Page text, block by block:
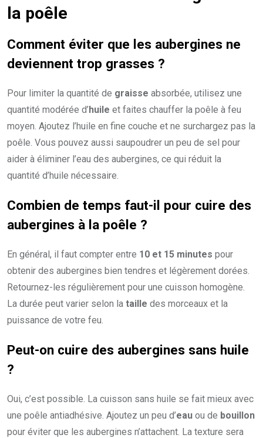
la poêle
Comment éviter que les aubergines ne
deviennent trop grasses ?
Pour limiter la quantité de graisse absorbée, utilisez une
quantité modérée d’huile et faites chauffer la poêle à feu
moyen. Ajoutez l’huile en fine couche et ne surchargez pas la
poêle. Vous pouvez aussi saupoudrer un peu de sel pour
aider à éliminer l’eau des aubergines, ce qui réduit la
quantité d’huile nécessaire.
Combien de temps faut-il pour cuire des
aubergines à la poêle ?
En général, il faut compter entre 10 et 15 minutes pour
obtenir des aubergines bien tendres et légèrement dorées.
Retournez-les régulièrement pour une cuisson homogène.
La durée peut varier selon la taille des morceaux et la
puissance de votre feu.
Peut-on cuire des aubergines sans huile
?
Oui, c’est possible. La cuisson sans huile se fait mieux avec
une poêle antiadhésive. Ajoutez un peu d’eau ou de bouillon
pour éviter que les aubergines n’attachent. La texture sera